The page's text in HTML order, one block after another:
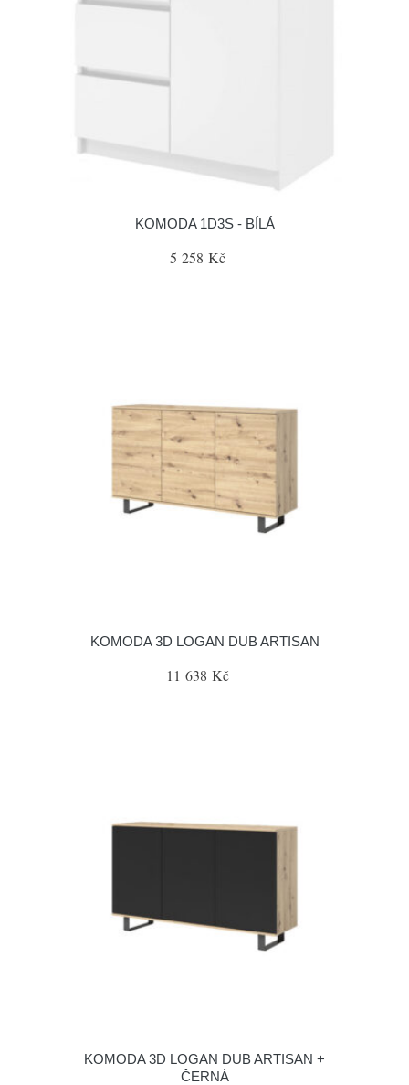
KOMODA 1D3S - BÍLÁ
5 258 Kč
KOMODA 3D LOGAN DUB ARTISAN
11 638 Kč
KOMODA 3D LOGAN DUB ARTISAN +
ČERNÁ